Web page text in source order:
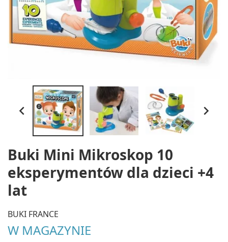
 
Buki Mini Mikroskop 10
eksperymentów dla dzieci +4
lat
BUKI FRANCE
W MAGAZYNIE